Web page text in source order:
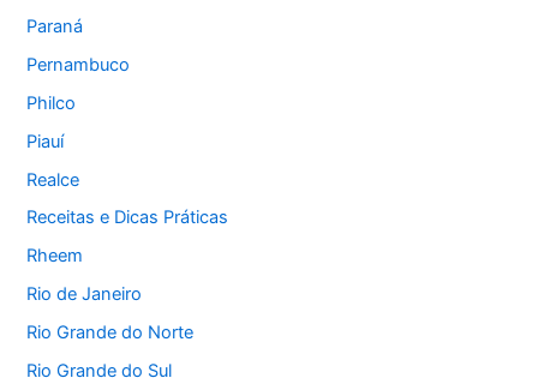
Paraná
Pernambuco
Philco
Piauí
Realce
Receitas e Dicas Práticas
Rheem
Rio de Janeiro
Rio Grande do Norte
Rio Grande do Sul